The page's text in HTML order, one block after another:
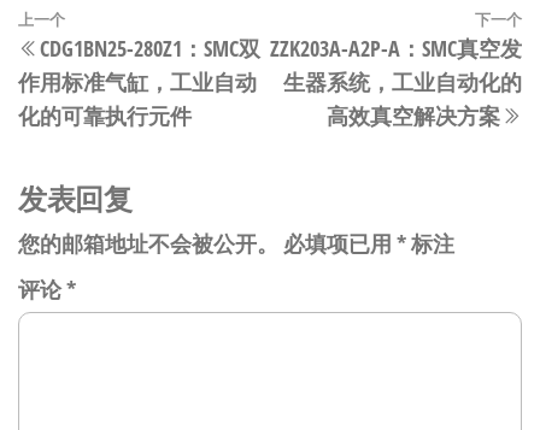
文
章
导
上
一
篇
文
上一个
CDG1BN25-280Z1：SMC双
作用标准气缸，工业自动
化的可靠执行元件
下一个
ZZK203A-A2P-A：SMC真空发
生器系统，工业自动化的
高效真空解决方案
发表回复
您的邮箱地址不会被公开。 必填项已用 *标注
评论*